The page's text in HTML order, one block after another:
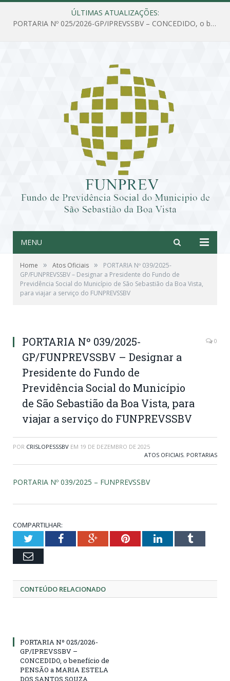
ÚLTIMAS ATUALIZAÇÕES:
PORTARIA Nº 025/2026-GP/IPREVSSBV – CONCEDIDO, o benefício de PENSÃO a MARIA ESTELA DOS SANTOS SOUZA
MENU
Home » Atos Oficiais »
PORTARIA Nº 039/2025-
GP/FUNPREVSSBV – Designar a Presidente do Fundo de
Previdência Social do Município de São Sebastião da Boa Vista,
para viajar a serviço do FUNPREVSSBV
PORTARIA Nº 039/2025-
GP/FUNPREVSSBV – Designar a
Presidente do Fundo de
Previdência Social do Município
de São Sebastião da Boa Vista, para
viajar a serviço do FUNPREVSSBV
0
POR CRISLOPESSSBV EM 19 DE DEZEMBRO DE 2025
ATOS OFICIAIS, PORTARIAS
PORTARIA Nº 039/2025 – FUNPREVSSBV
COMPARTILHAR:
TwitterFacebookGoogle+PinterestLinkedInTumblr
Email
CONTEÚDO RELACIONADO
PORTARIA Nº 025/2026-
GP/IPREVSSBV –
CONCEDIDO, o benefício de
PENSÃO a MARIA ESTELA
DOS SANTOS SOUZA